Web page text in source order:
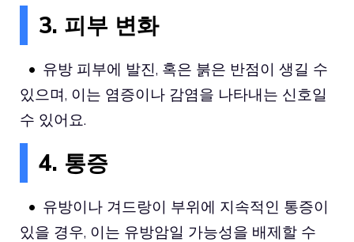
3. 피부 변화
유방 피부에 발진, 혹은 붉은 반점이 생길 수
있으며, 이는 염증이나 감염을 나타내는 신호일
수 있어요.
4. 통증
유방이나 겨드랑이 부위에 지속적인 통증이
있을 경우, 이는 유방암일 가능성을 배제할 수